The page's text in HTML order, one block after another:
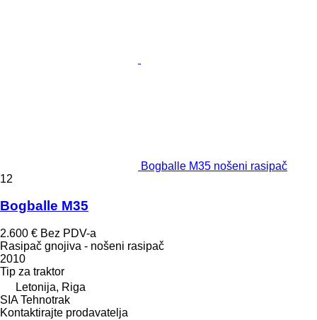
Bogballe M35 nošeni rasipač
12
Bogballe M35
2.600 € Bez PDV-a
Rasipač gnojiva - nošeni rasipač
2010
Tip za traktor
Letonija, Riga
SIA Tehnotrak
Kontaktirajte prodavatelja